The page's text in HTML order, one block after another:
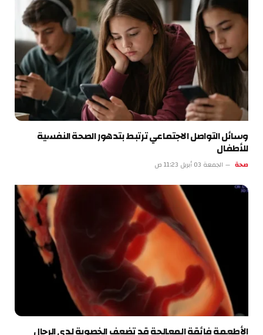
وسائل التواصل الاجتماعي ترتبط بتدهور الصحة النفسية
للأطفال
صحة الجمعة 03 أبريل 11:23 ص
الأطعمة فائقة المعالجة قد تضعف الخصوبة لدى الرجال